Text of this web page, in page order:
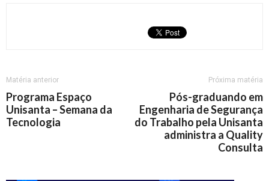
Matéria anterior
Programa Espaço
Unisanta – Semana da
Tecnologia
Próxima matéria
Pós-graduando em
Engenharia de Segurança
do Trabalho pela Unisanta
administra a Quality
Consulta